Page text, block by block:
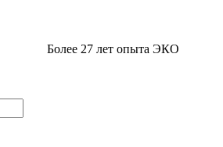
Более 27 лет опыта ЭКО